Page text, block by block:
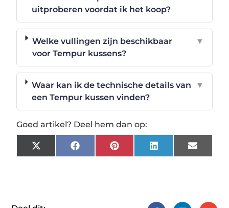
uitproberen voordat ik het koop?
Welke vullingen zijn beschikbaar
voor Tempur kussens?
▼
Waar kan ik de technische details van
een Tempur kussen vinden?
▼
Goed artikel? Deel hem dan op:
X
(Twitter)
FacebookPinterestLinkedInEmail